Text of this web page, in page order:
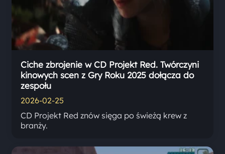
Ciche zbrojenie w CD Projekt Red. Twórczyni
kinowych scen z Gry Roku 2025 dołącza do
zespołu
2026-02-25
CD Projekt Red znów sięga po świeżą krew z
branży.